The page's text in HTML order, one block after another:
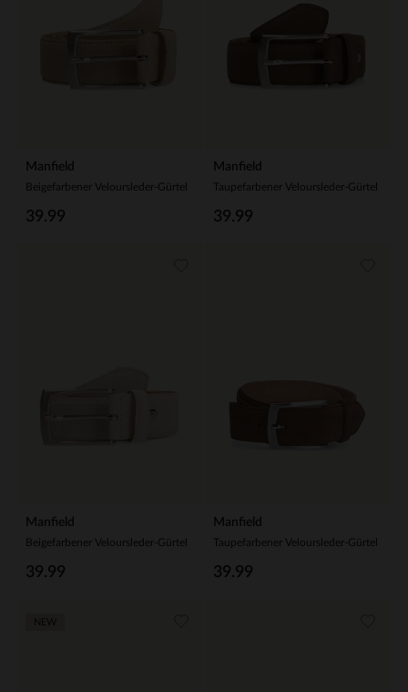
Manfield
Beigefarbener Veloursleder-Gürtel
39.99
Manfield
Taupefarbener Veloursleder-Gürtel
39.99
Manfield
Beigefarbener Veloursleder-Gürtel
39.99
Manfield
Taupefarbener Veloursleder-Gürtel
39.99